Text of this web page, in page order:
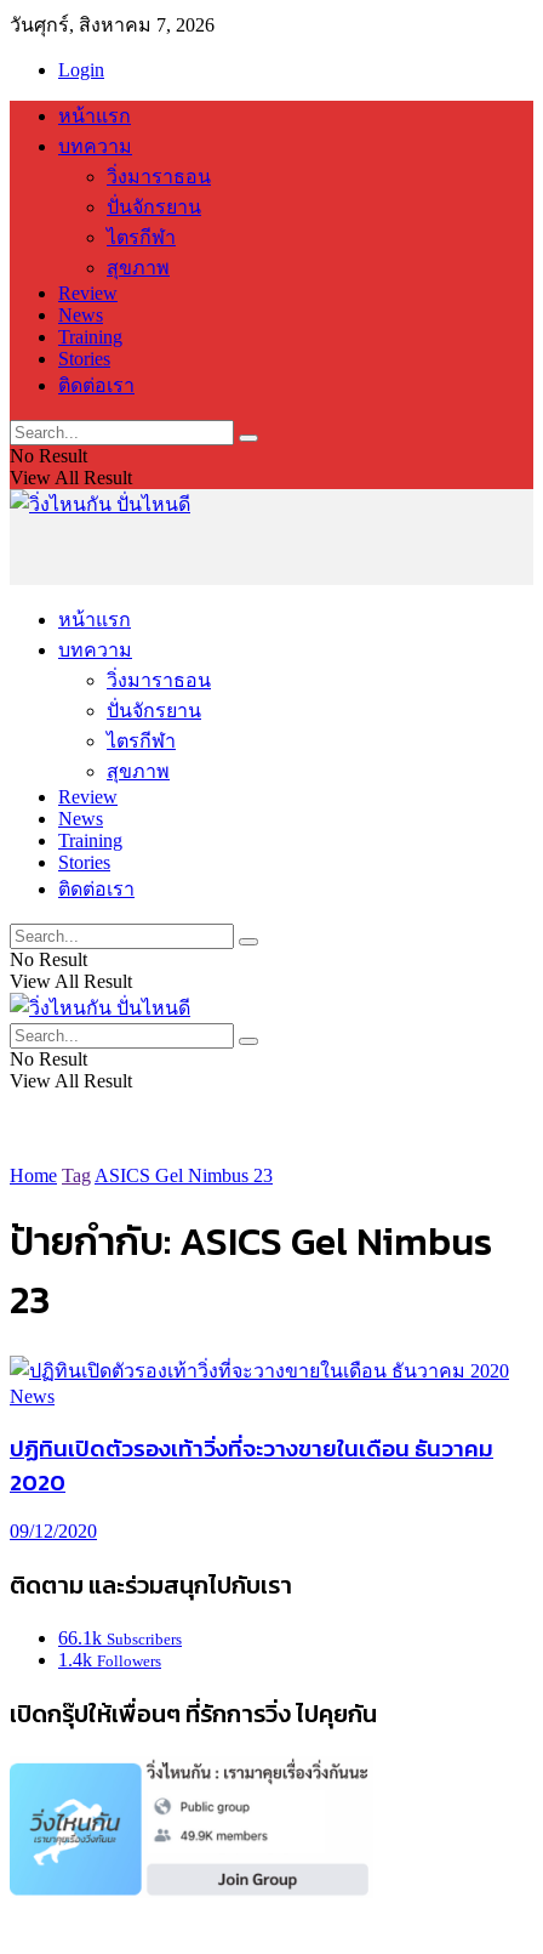
วันศุกร์, สิงหาคม 7, 2026
Login
หน้าแรก
บทความ
วิ่งมาราธอน
ปั่นจักรยาน
ไตรกีฬา
สุขภาพ
Review
News
Training
Stories
ติดต่อเรา
No Result
View All Result
หน้าแรก
บทความ
วิ่งมาราธอน
ปั่นจักรยาน
ไตรกีฬา
สุขภาพ
Review
News
Training
Stories
ติดต่อเรา
No Result
View All Result
No Result
View All Result
Home Tag ASICS Gel Nimbus 23
ป้ายกำกับ:ASICS Gel Nimbus
23
News
ปฏิทินเปิดตัวรองเท้าวิ่งที่จะวางขายในเดือน ธันวาคม
2020
09/12/2020
ติดตาม และร่วมสนุกไปกับเรา
66.1k Subscribers
1.4k Followers
เปิดกรุ๊ปให้เพื่อนๆ ที่รักการวิ่ง ไปคุยกัน